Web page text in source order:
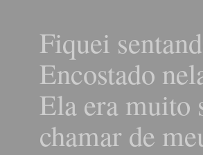
Fiquei
Encostado
Ela era muito
chamar de